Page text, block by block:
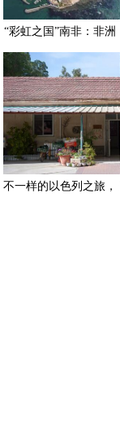
“彩虹之国”南非：非洲
发展程度最高的国家之
一，拥有三个首都
不一样的以色列之旅，